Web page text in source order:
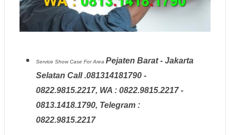
Service Show Case For Area Pejaten Barat - Jakarta
Selatan Call .081314181790 -
0822.9815.2217, WA : 0822.9815.2217 -
0813.1418.1790, Telegram :
0822.9815.2217